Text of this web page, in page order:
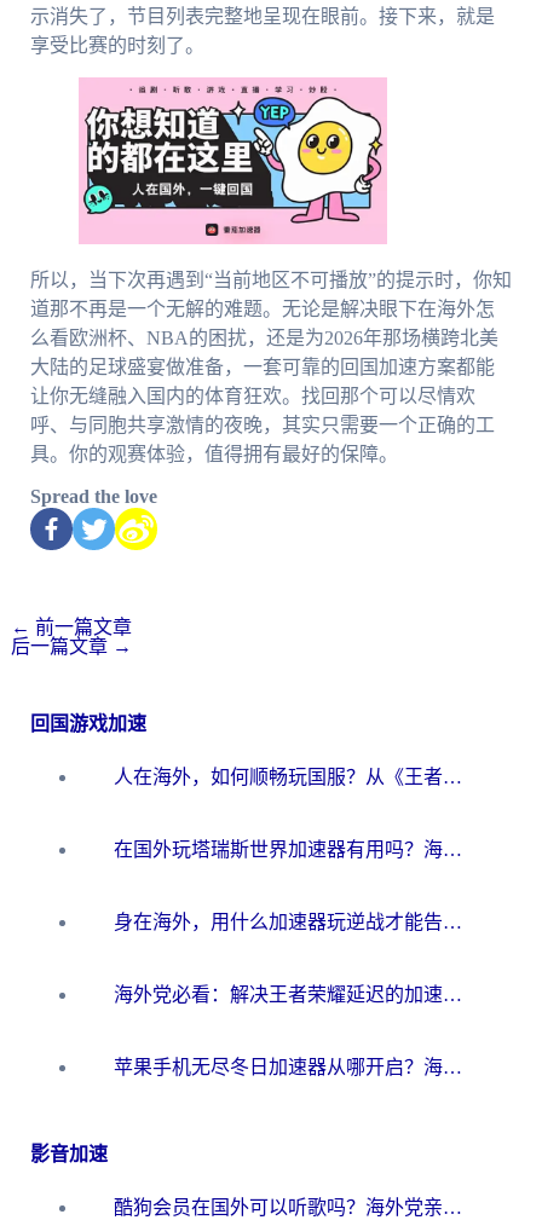
示消失了，节目列表完整地呈现在眼前。接下来，就是
享受比赛的时刻了。
所以，当下次再遇到“当前地区不可播放”的提示时，你知
道那不再是一个无解的难题。无论是解决眼下在海外怎
么看欧洲杯、NBA的困扰，还是为2026年那场横跨北美
大陆的足球盛宴做准备，一套可靠的回国加速方案都能
让你无缝融入国内的体育狂欢。找回那个可以尽情欢
呼、与同胞共享激情的夜晚，其实只需要一个正确的工
具。你的观赛体验，值得拥有最好的保障。
Spread the love
← 前一篇文章
后一篇文章 →
回国游戏加速
人在海外，如何顺畅玩国服？从《王者荣耀》到《云图计划》的加速器终极指南
在国外玩塔瑞斯世界加速器有用吗？海外玩家亲测后的真实答案
身在海外，用什么加速器玩逆战才能告别延迟？
海外党必看：解决王者荣耀延迟的加速器终极指南——从EVE到猫和老鼠，一个工具全搞定
苹果手机无尽冬日加速器从哪开启？海外玩家的冬日生存指南
影音加速
酷狗会员在国外可以听歌吗？海外党亲测有效：3步解决音乐权限难题